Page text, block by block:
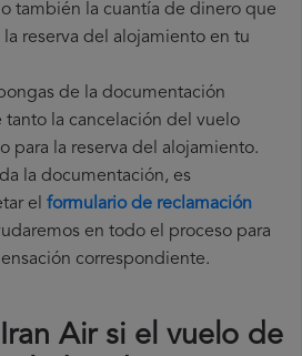
también la cuantía de dinero que
reserva del alojamiento en tu
de la documentación
tanto la cancelación del vuelo
para la reserva del alojamiento.
la documentación, es
el formulario de reclamación
en todo el proceso para
correspondiente.
Air si el vuelo de